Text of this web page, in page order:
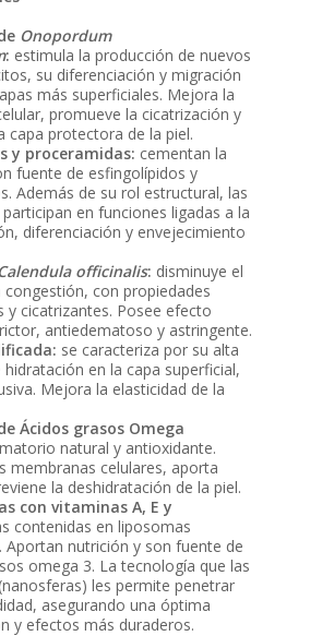
Onopordum
: estimula la producción de nuevos
su diferenciación y migración
más superficiales. Mejora la
promueve la cicatrización y
capa protectora de la piel.
y proceramidas: cementan la
fuente de esfingolípidos y
Además de su rol estructural, las
en funciones ligadas a la
diferenciación y envejecimiento
Calendula officinalis: disminuye el
con propiedades
y cicatrizantes. Posee efecto
antiedematoso y astringente.
se caracteriza por su alta
hidratación en la capa superficial,
Mejora la elasticidad de la
Ácidos grasos Omega
natural y antioxidante.
membranas celulares, aporta
la deshidratación de la piel.
con vitaminas A, E y
contenidas en liposomas
Aportan nutrición y son fuente de
omega 3. La tecnología que las
les permite penetrar
asegurando una óptima
y efectos más duraderos.